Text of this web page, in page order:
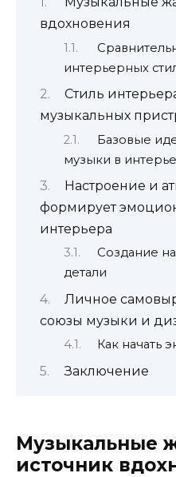
вдохновения
интерьерных
Стиль
музыкальных
Базовые
музыки в
Настроение и
формирует
интерьера
Создание
детали
Личное
союзы музыки и
Как начать
Заключение
Музыкальные
источник